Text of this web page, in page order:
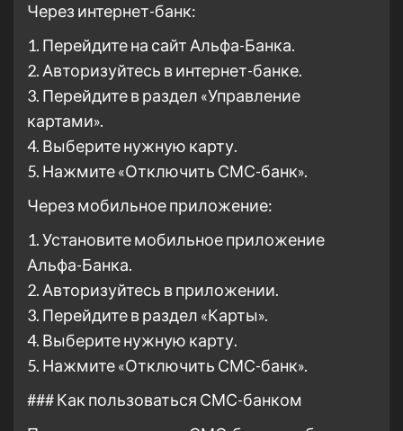
Через интернет-банк:
1. Перейдите на сайт Альфа-Банка.
2. Авторизуйтесь в интернет-банке.
3. Перейдите в раздел «Управление
картами».
4. Выберите нужную карту.
5. Нажмите «Отключить СМС-банк».
Через мобильное приложение:
1. Установите мобильное приложение
Альфа-Банка.
2. Авторизуйтесь в приложении.
3. Перейдите в раздел «Карты».
4. Выберите нужную карту.
5. Нажмите «Отключить СМС-банк».
### Как пользоваться СМС-банком